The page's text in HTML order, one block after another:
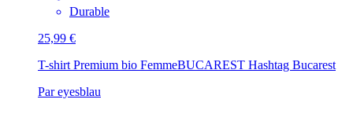
Durable
25,99 €
T-shirt Premium bio FemmeBUCAREST Hashtag Bucarest
Par eyesblau